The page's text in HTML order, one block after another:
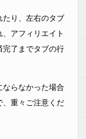
たり、左右のタブ
アフィリエイト
完了までタブの行
ならなかった場合
、重々ご注意くだ